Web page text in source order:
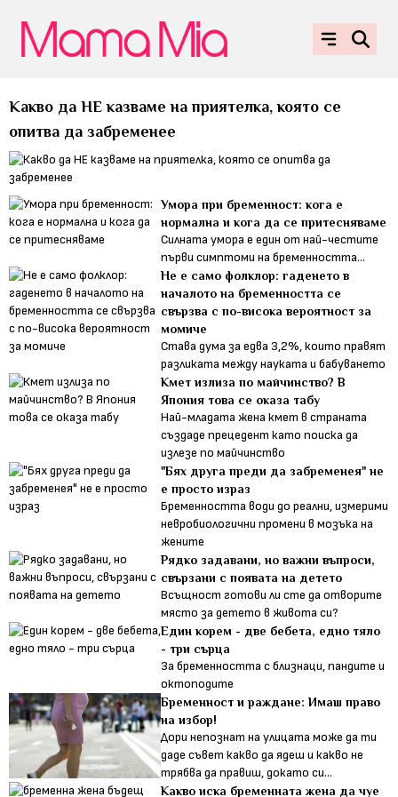
Какво да НЕ казваме на приятелка, която се
опитва да забременее
Умора при бременност: кога е
нормалнa и кога да се притесняваме
Силната умора е един от най-честите
първи симптоми на бременността...
Не е само фолклор: гаденето в
началото на бременността се
свързва с по-висока вероятност за
момиче
Става дума за едва 3,2%, които правят
разликата между науката и бабуването
Кмет излиза по майчинство? В
Япония това се оказа табу
Най-младата жена кмет в страната
създаде прецедент като поиска да
излезе по майчинство
"Бях друга преди да забременея" не
е просто израз
Бременността води до реални, измерими
невробиологични промени в мозъка на
жените
Рядко задавани, но важни въпроси,
свързани с появата на детето
Всъщност готови ли сте да отворите
място за детето в живота си?
Един корем - две бебета, едно тяло
- три сърца
За бременността с близнаци, пандите и
октоподите
Бременност и раждане: Имаш право
на избор!
Дори непознат на улицата може да ти
даде съвет какво да ядеш и какво не
трябва да правиш, докато си...
Какво иска бременната жена да чуе